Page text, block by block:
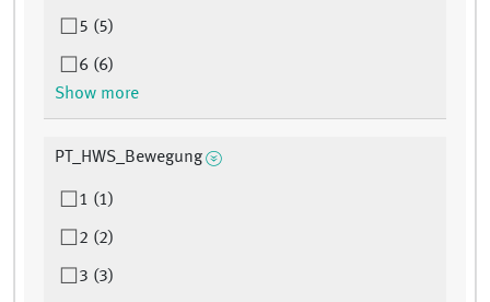
5 (5)
6 (6)
Show more
PT_HWS_Bewegung
1 (1)
2 (2)
3 (3)